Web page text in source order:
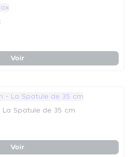
Voir
Spatule de 35 cm
Voir